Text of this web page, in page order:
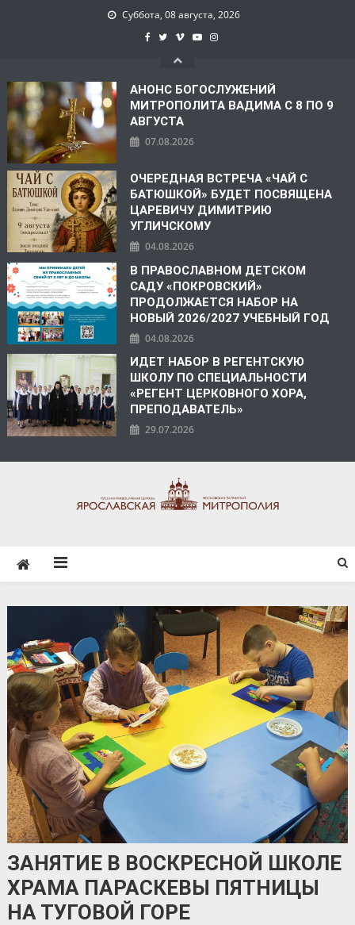
Суббота, 08 августа, 2026
АНОНС БОГОСЛУЖЕНИЙ
МИТРОПОЛИТА ВАДИМА С 8 ПО 9
АВГУСТА
07.08.2026
ОЧЕРЕДНАЯ ВСТРЕЧА «ЧАЙ С
БАТЮШКОЙ» БУДЕТ ПОСВЯЩЕНА
ЦАРЕВИЧУ ДИМИТРИЮ
УГЛИЧСКОМУ
04.08.2026
В ПРАВОСЛАВНОМ ДЕТСКОМ
САДУ «ПОКРОВСКИЙ»
ПРОДОЛЖАЕТСЯ НАБОР НА
НОВЫЙ 2026/2027 УЧЕБНЫЙ ГОД
04.08.2026
ИДЕТ НАБОР В РЕГЕНТСКУЮ
ШКОЛУ ПО СПЕЦИАЛЬНОСТИ
«РЕГЕНТ ЦЕРКОВНОГО ХОРА,
ПРЕПОДАВАТЕЛЬ»
29.07.2026
ЗАНЯТИЕ В ВОСКРЕСНОЙ ШКОЛЕ
ХРАМА ПАРАСКЕВЫ ПЯТНИЦЫ
НА ТУГОВОЙ ГОРЕ